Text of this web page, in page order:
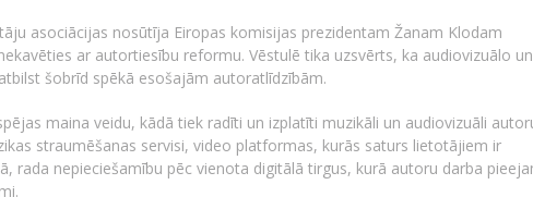
asociācijas nosūtīja Eiropas komisijas prezidentam Žanam Klodam
ar autortiesību reformu. Vēstulē tika uzsvērts, ka audiovizuālo un
šobrīd spēkā esošajām autoratlīdzībām.
maina veidu, kādā tiek radīti un izplatīti muzikāli un audiovizuāli
straumēšanas servisi, video platformas, kurās saturs lietotājiem ir
rada nepieciešamību pēc vienota digitālā tirgus, kurā autoru darba